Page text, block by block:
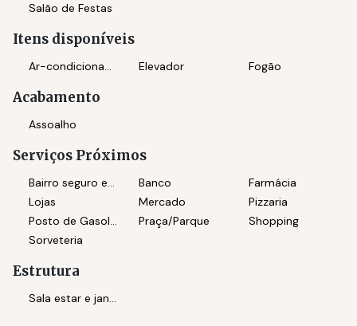
Diferenciais do Imóvel:
3 quartos, sendo:
1 suíte espaçosa
2 dormitórios confortáveis
Sala ampla para 2 ambientes com varanda
Cozinha planejada, funcional e elegante
Área de serviço separada
Banheiros: social + suíte + lavabo
Despensa (praticidade extra no dia a dia)
1 vaga de garagem
Área privativa:
Salão de Festas
Itens disponíveis
Ar-condicionado Elevador Fogão
Acabamento
Assoalho
Serviços Próximos
Bairro seguro e tranquilo Banco
Farmácia
Lojas
Mercado
Pizzaria
Posto de Gasolina
Praça/Parque
Shopping
Sorveteria
Estrutura
Sala estar e jantar integrada